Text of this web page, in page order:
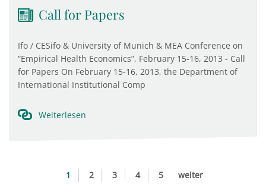
Call for Papers
Ifo / CESifo & University of Munich & MEA Conference on
“Empirical Health Economics”, February 15-16, 2013 - Call
for Papers On February 15-16, 2013, the Department of
International Institutional Comp
Weiterlesen
1 2 3 4 5 weiter